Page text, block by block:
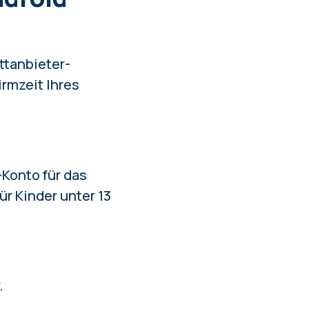
Ihres
für das
Kinder unter 13